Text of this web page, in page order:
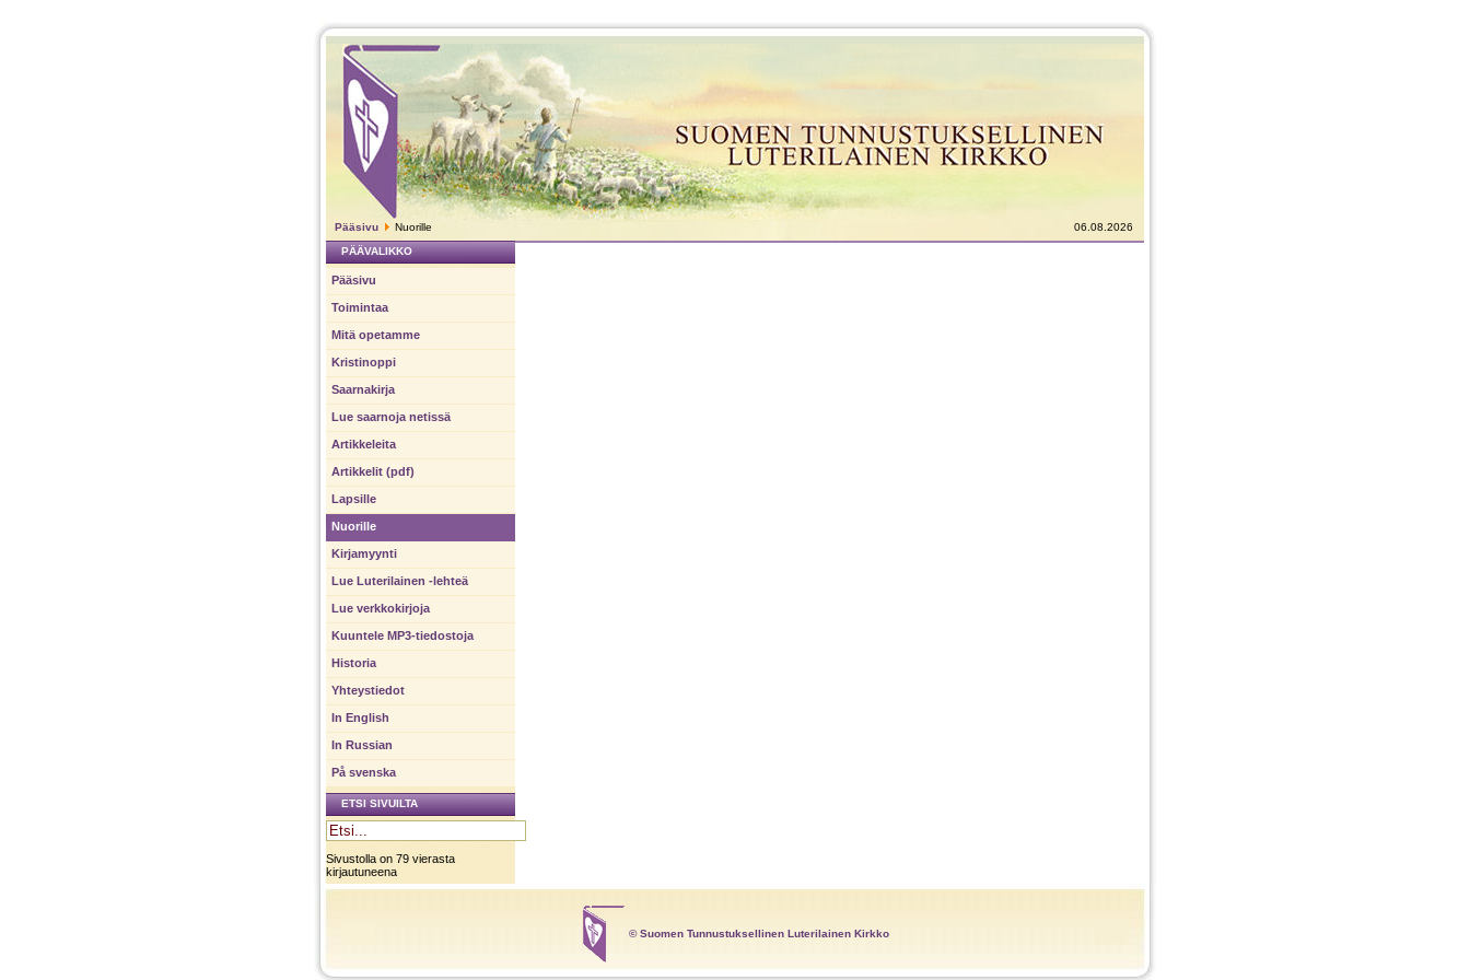
Pääsivu Nuorille
06.08.2026
PÄÄVALIKKO
Pääsivu
Toimintaa
Mitä opetamme
Kristinoppi
Saarnakirja
Lue saarnoja netissä
Artikkeleita
Artikkelit (pdf)
Lapsille
Nuorille
Kirjamyynti
Lue Luterilainen -lehteä
Lue verkkokirjoja
Kuuntele MP3-tiedostoja
Historia
Yhteystiedot
In English
In Russian
På svenska
ETSI SIVUILTA
Sivustolla on 79 vierasta
kirjautuneena
© Suomen Tunnustuksellinen Luterilainen Kirkko